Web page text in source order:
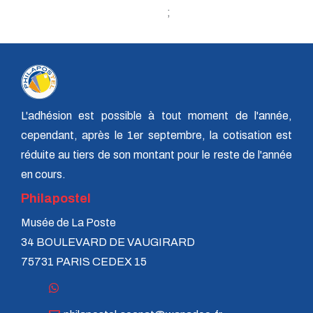
n° 110 - Janvier 2002
n° 109 - Octobre 2001
n° 107 - Avril 2001
n° 106 - Janvier 2001
n° 104 - Juillet 2000
n° 102 - Janvier 2000
n° 100/01 - Octobre 1999
n° 99 - Avril 1999
;
L'adhésion est possible à tout moment de l'année,
cependant, après le 1er septembre, la cotisation est
réduite au tiers de son montant pour le reste de l'année
en cours.
Philapostel
Musée de La Poste
34 BOULEVARD DE VAUGIRARD
75731 PARIS CEDEX 15